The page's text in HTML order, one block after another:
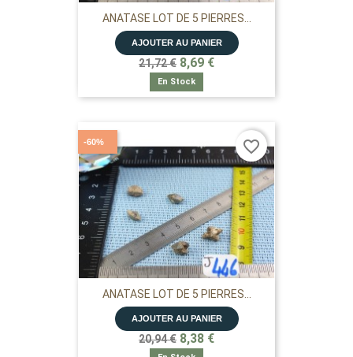
ANATASE LOT DE 5 PIERRES...
AJOUTER AU PANIER
21,72 € 8,69 €
En Stock
ANATASE LOT DE 5 PIERRES...
AJOUTER AU PANIER
20,94 € 8,38 €
-60% favorite_border